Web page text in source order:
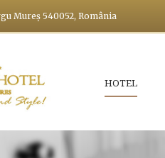
Mureș 540052, România
HOTEL